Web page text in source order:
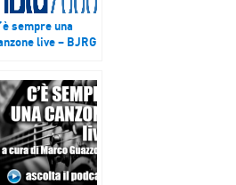
sempre una
live – BJRG